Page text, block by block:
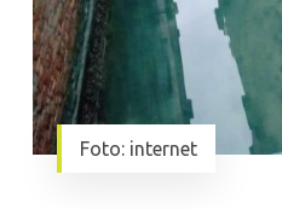
Foto: internet